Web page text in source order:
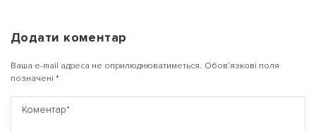
Додати коментар
Ваша e-mail адреса не оприлюднюватиметься. Обов’язкові поля
позначені *